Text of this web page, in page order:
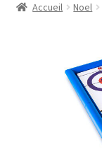
Accueil Noel